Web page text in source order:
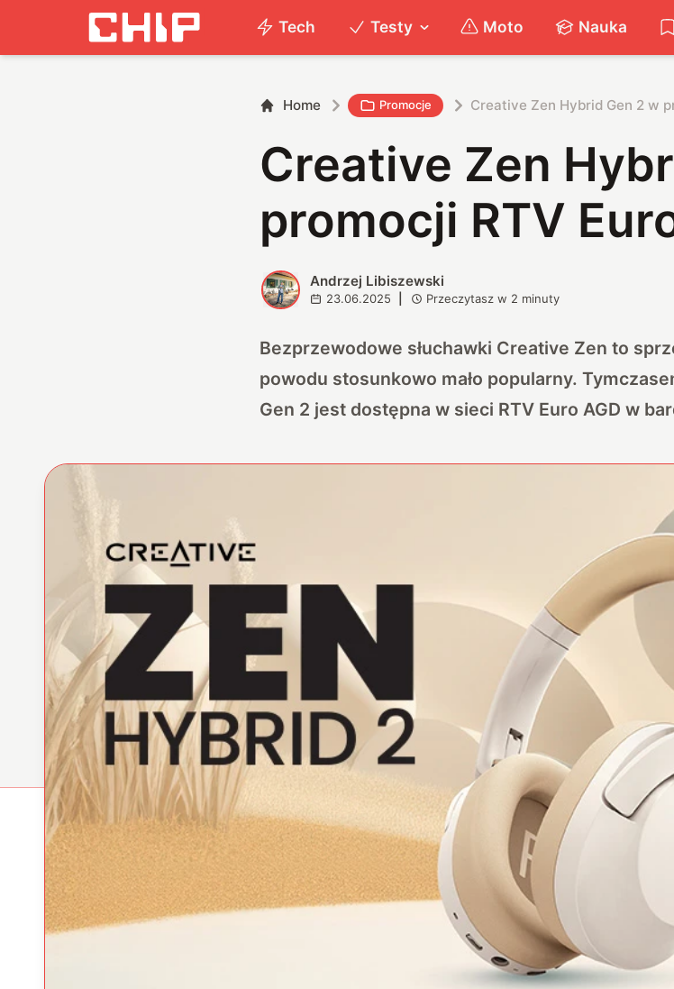
Tech Testy Moto Nauka
Home Promocje Creative Zen Hybrid Gen 2 w
Creative Zen
promocji RTV
A Andrzej Libiszewski
23.06.2025 Przeczytasz w 2 minuty
Bezprzewodowe słuchawki Creative Zen to
powodu stosunkowo mało popularny.
Gen 2 jest dostępna w sieci RTV Euro AGD w